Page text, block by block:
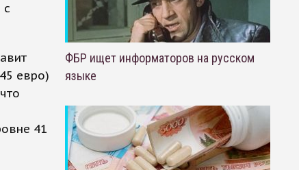
с
евро)
41
ФБР ищет информаторов на русском
языке